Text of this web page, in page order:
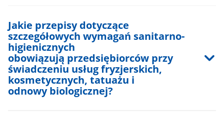
Jakie przepisy dotyczące
szczegółowych wymagań sanitarno-
higienicznych
obowiązują przedsiębiorców przy
świadczeniu usług fryzjerskich,
kosmetycznych, tatuażu i
odnowy biologicznej?